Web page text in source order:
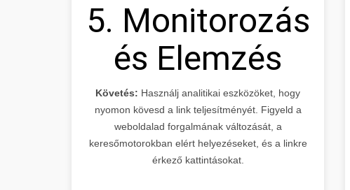
5. Monitorozás
és Elemzés
Követés: Használj analitikai eszközöket, hogy
nyomon kövesd a link teljesítményét. Figyeld a
weboldalad forgalmának változását, a
keresőmotorokban elért helyezéseket, és a linkre
érkező kattintásokat.